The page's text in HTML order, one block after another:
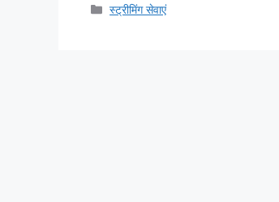
Categories
स्ट्रीमिंग सेवाएं